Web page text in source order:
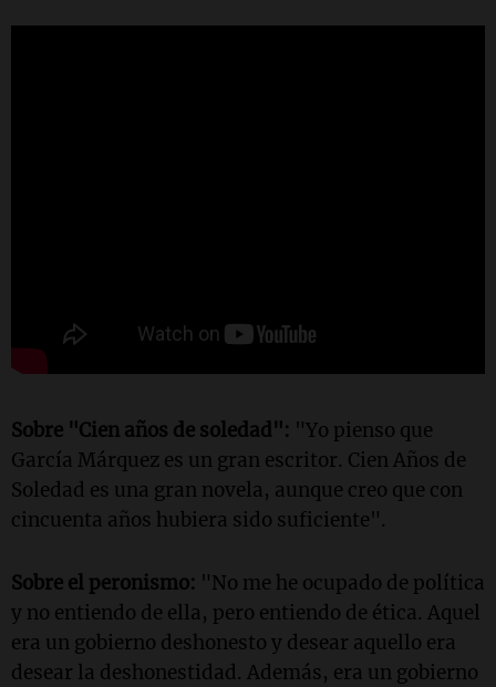
Sobre "Cien años de soledad": "Yo pienso que
García Márquez es un gran escritor. Cien Años de
Soledad es una gran novela, aunque creo que con
cincuenta años hubiera sido suficiente".
Sobre el peronismo: "No me he ocupado de política
y no entiendo de ella, pero entiendo de ética. Aquel
era un gobierno deshonesto y desear aquello era
desear la deshonestidad. Además, era un gobierno